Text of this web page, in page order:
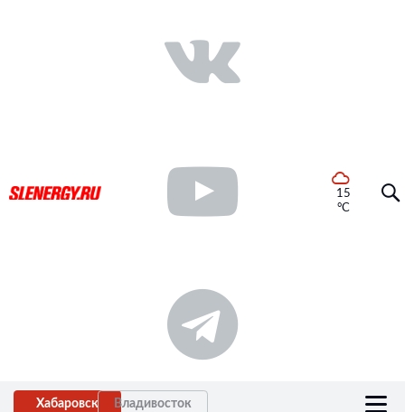
15
°C
Хабаровск Владивосток